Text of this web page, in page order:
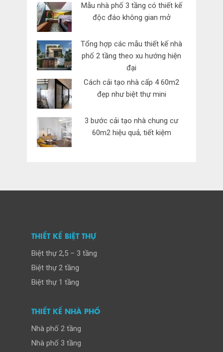
Mẫu nhà phố 3 tầng có thiết kế
độc đáo không gian mở
Tổng hợp các mẫu thiết kế nhà
phố 2 tầng theo xu hướng hiện
đại
Cách cải tạo nhà cấp 4 60m2
đẹp như biệt thự mini
3 bước cải tạo nhà chung cư
60m2 hiệu quả, tiết kiệm
THIẾT KẾ BIỆT THỰ
Biệt thự 2,5 – 3 tầng
Biệt thự 2 tầng
Biệt thự 1 tầng
THIẾT KẾ NHÀ PHỐ
Nhà phố 2 tầng
Nhà phố 3 tầng